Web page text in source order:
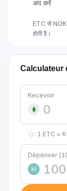
अप करें
ETC से NOK
होती है।
Calculateur
Recevoir
1 ETC ≈
Dépenser
kr